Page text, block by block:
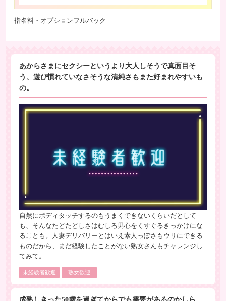
指名料・オプションフルバック
あからさまにセクシーというより大人しそうで真面目そ
う、遊び慣れていなさそうな清純さもまた好まれやすいも
の。
自然にボディタッチするのもうまくできないくらいだとして
も、そんなたどたどしさはむしろ男心をくすぐるきっかけにな
ることも。人妻デリバリーとはいえ素人っぽさもウリにできる
ものだから、まだ経験したことがない熟女さんもチャレンジし
てみて。
未経験者歓迎 熟女歓迎